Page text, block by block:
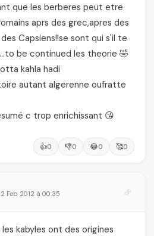
que les berberes peut etre
aprs des grec,apres des
Capsiens!!se sont qui s'il te
be continued les theorie 🤣
kahla hadi
autant algerenne oufratte
c trop enrichissant 😘
👍0 👎0 😂0 🥰0
Feb 2012 à 00:35
kabyles ont des origines